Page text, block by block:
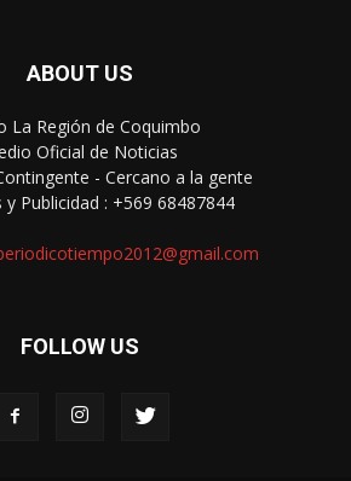
ABOUT US
La Región de Coquimbo
Oficial de Noticias
- Cercano a la gente
y Publicidad : +569 68487844
FOLLOW US